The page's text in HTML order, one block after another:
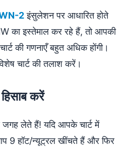
2इंसुलेशन पर आधारित होते
का इस्तेमाल कर रहे हैं, तो आपकी
की गणनाएँ बहुत अधिक होंगी।
चार्ट की तलाश करें।
करें
जगह लेते हैं! यदि आपके चार्ट में
9 हॉट/न्यूट्रल खींचते हैं और फिर